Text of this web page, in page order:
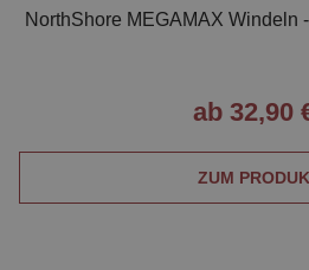
NorthShore MEGAMAX Windeln
ab 32,90
ZUM